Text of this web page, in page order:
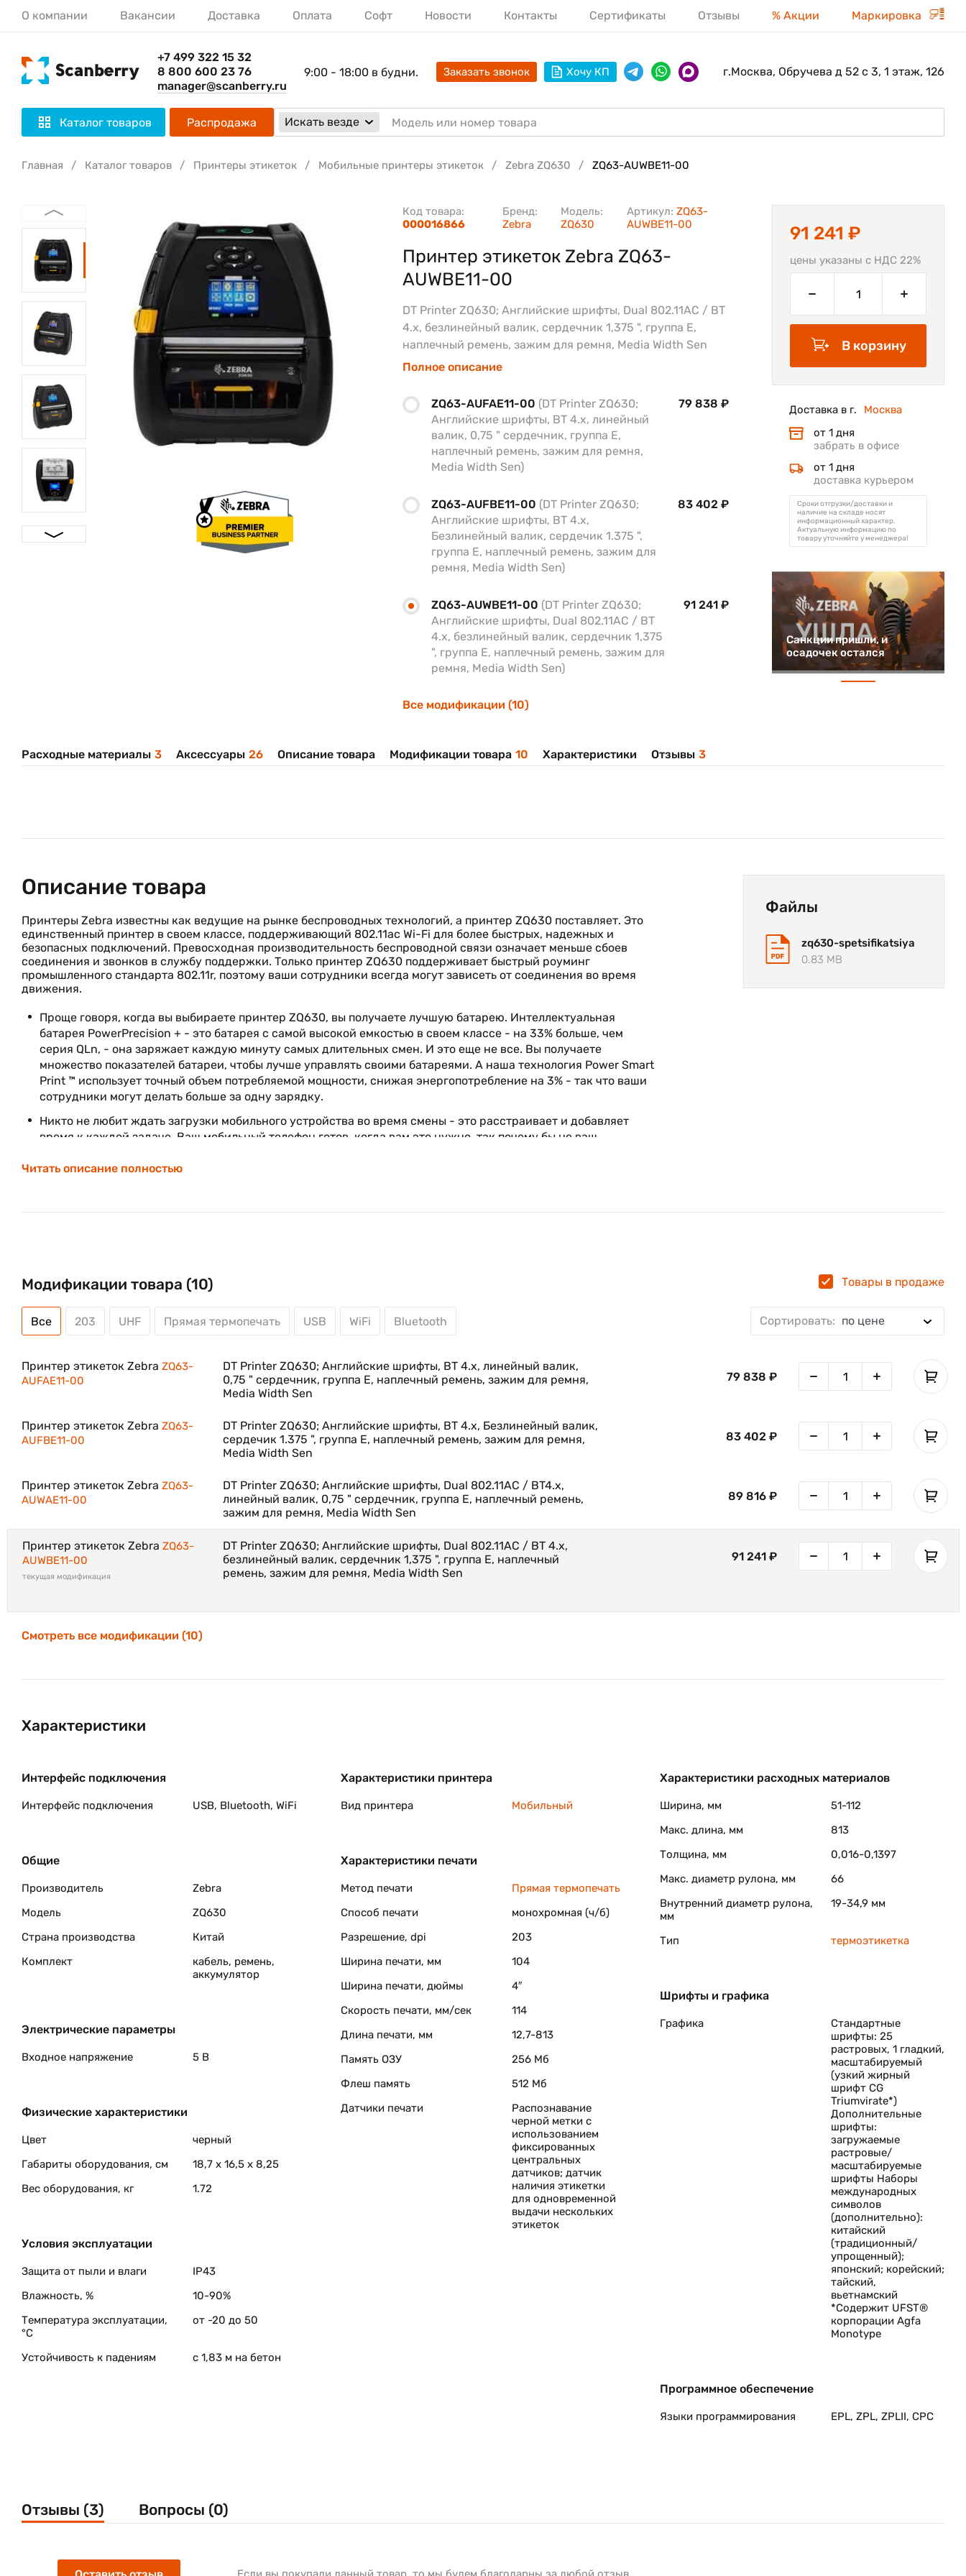
О компании Вакансии Доставка Оплата Софт Новости Контакты Сертификаты Отзывы % Акции Маркировка
+7 499 322 15 32
8 800 600 23 76
manager@scanberry.ru
9:00 - 18:00 в будни. Заказать звонок Хочу КП г.Москва, Обручева д 52 с 3, 1 этаж, 126
Каталог товаров Распродажа Искать везде
Главная Каталог товаров Принтеры этикеток Мобильные принтеры этикеток Zebra ZQ630 ZQ63-AUWBE11-00
Бренд:
Zebra
Модель:
ZQ630
Код товара:
000016866
Артикул:ZQ63-
AUWBE11-00
Принтер этикеток Zebra ZQ63-
AUWBE11-00
DT Printer ZQ630; Английские шрифты, Dual 802.11AC / BT
4.x, безлинейный валик, сердечник ​​1,375 ", группа E,
наплечный ремень, зажим для ремня, Media Width Sen
Полное описание
ZQ63-AUFAE11-00 (DT Printer ZQ630;
Английские шрифты, BT 4.x, линейный
валик, 0,75 " сердечник, группа E,
наплечный ремень, зажим для ремня,
Media Width Sen)
79 838 ₽
ZQ63-AUFBE11-00 (DT Printer ZQ630;
Английские шрифты, BT 4.x,
Безлинейный валик, сердечик ​​1.375 ",
группа E, наплечный ремень, зажим для
ремня, Media Width Sen)
83 402 ₽
ZQ63-AUWBE11-00 (DT Printer ZQ630;
Английские шрифты, Dual 802.11AC / BT
4.x, безлинейный валик, сердечник ​​1,375
", группа E, наплечный ремень, зажим для
ремня, Media Width Sen)
91 241 ₽
Все модификации (10)
91 241 ₽
цены указаны с НДС 22%
В корзину
Доставка в г.
Москва
от 1 дня
забрать в офисе
от 1 дня
доставка курьером
Сроки отгрузки/доставки и
наличие на складе носят
информационный характер.
Актуальную информацию по
товару уточняйте у менеджера!
Санкции пришли, и
осадочек остался
Расходные материалы 3 Аксессуары 26 Описание товара Модификации товара 10 Характеристики Отзывы 3
Описание товара
Принтеры Zebra известны как ведущие на рынке беспроводных технологий, а принтер ZQ630 поставляет. Это
единственный принтер в своем классе, поддерживающий 802.11ac Wi-Fi для более быстрых, надежных и
безопасных подключений. Превосходная производительность беспроводной связи означает меньше сбоев
соединения и звонков в службу поддержки. Только принтер ZQ630 поддерживает быстрый роуминг
промышленного стандарта 802.11r, поэтому ваши сотрудники всегда могут зависеть от соединения во время
движения.
Проще говоря, когда вы выбираете принтер ZQ630, вы получаете лучшую батарею. Интеллектуальная
батарея PowerPrecision + - это батарея с самой высокой емкостью в своем классе - на 33% больше, чем
серия QLn, - она ​​заряжает каждую минуту самых длительных смен. И это еще не все. Вы получаете
множество показателей батареи, чтобы лучше управлять своими батареями. А наша технология Power Smart
Print ™ использует точный объем потребляемой мощности, снижая энергопотребление на 3% - так что ваши
сотрудники могут делать больше за одну зарядку.
Никто не любит ждать загрузки мобильного устройства во время смены - это расстраивает и добавляет
время к каждой задаче. Ваш мобильный телефон готов, когда вам это нужно, так почему бы не ваш
разработали единственное в отрасли мгновенное включение, которое работает как по Wi-Fi, так и по
даже продолжать использовать аксессуары QLn, которые у вас есть сегодня, для экономически
эффективного обновления.
Работает на Link-OS, надежной операционной системе Zebra для принтеров и Print DNA, комбинации
обеспечивает превосходное качество печати. Он имеет надежную память для поддержки будущих
обновлений прошивки, а аксессуары обратно совместимы с QLn, поэтому вам не нужно покупать новые.
Читать описание полностью
Файлы
zq630-spetsifikatsiya
0.83 MB
Модификации товара (10) Товары в продаже
Все 203 UHF Прямая термопечать USB WiFi Bluetooth Сортировать: по цене
Принтер этикеток Zebra ZQ63-
AUFAE11-00
DT Printer ZQ630; Английские шрифты, BT 4.x, линейный валик,
0,75 " сердечник, группа E, наплечный ремень, зажим для ремня,
Media Width Sen
79 838 ₽
Принтер этикеток Zebra ZQ63-
AUFBE11-00
DT Printer ZQ630; Английские шрифты, BT 4.x, Безлинейный валик,
сердечик ​​1.375 ", группа E, наплечный ремень, зажим для ремня,
Media Width Sen
83 402 ₽
Принтер этикеток Zebra ZQ63-
AUWAE11-00
DT Printer ZQ630; Английские шрифты, Dual 802.11AC / BT4.x,
линейный валик, 0,75 " сердечник, группа E, наплечный ремень,
зажим для ремня, Media Width Sen
89 816 ₽
Принтер этикеток Zebra ZQ63-
AUWBE11-00
текущая модификация
DT Printer ZQ630; Английские шрифты, Dual 802.11AC / BT 4.x,
безлинейный валик, сердечник ​​1,375 ", группа E, наплечный
ремень, зажим для ремня, Media Width Sen
91 241 ₽
Смотреть все модификации (10)
Характеристики
Интерфейс подключения
Интерфейс подключения USB, Bluetooth, WiFi
Общие
Производитель
Zebra
Модель
ZQ630
Страна производства
Китай
Комплект
кабель, ремень,
аккумулятор
Электрические параметры
Входное напряжение 5 В
Физические характеристики
Цвет
черный
Габариты оборудования, см
18,7 x 16,5 x 8,25
Вес оборудования, кг
1.72
Условия эксплуатации
Защита от пыли и влаги
IP43
Влажность, %
10-90%
Температура эксплуатации,
°C
от -20 до 50
Устойчивость к падениям с 1,83 м на бетон
Характеристики принтера
Вид принтера Мобильный
Характеристики печати
Метод печати
Прямая термопечать
Способ печати
монохромная (ч/б)
Разрешение, dpi
203
Ширина печати, мм
104
Ширина печати, дюймы
4″
Скорость печати, мм/сек
114
Длина печати, мм
12,7-813
Память ОЗУ
256 Мб
Флеш память
512 Мб
Датчики печати
Распознавание
черной метки с
использованием
фиксированных
центральных
датчиков; датчик
наличия этикетки
для одновременной
выдачи нескольких
этикеток
Характеристики расходных материалов
Ширина, мм
51-112
Макс. длина, мм
813
Толщина, мм
0,016-0,1397
Макс. диаметр рулона, мм
66
Внутренний диаметр рулона,
мм
19-34,9 мм
Тип термоэтикетка
Шрифты и графика
Графика
Стандартные
шрифты: 25
растровых, 1 гладкий,
масштабируемый
(узкий жирный
шрифт CG
Triumvirate*)
Дополнительные
шрифты:
загружаемые
растровые/
масштабируемые
шрифты Наборы
международных
символов
(дополнительно):
китайский
(традиционный/
упрощенный);
японский; корейский;
тайский,
вьетнамский
*Содержит UFST®
корпорации Agfa
Monotype
Программное обеспечение
Языки программирования EPL, ZPL, ZPLII, CPC
Отзывы (3) Вопросы (0)